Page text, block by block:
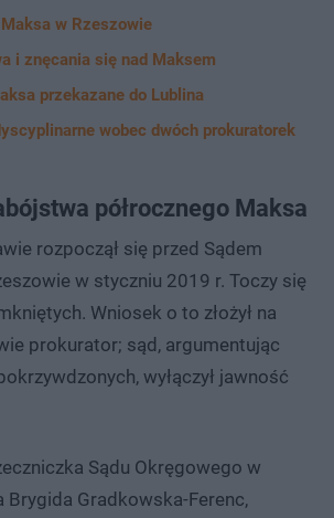
w Rzeszowie
i znęcania się nad Maksem
przekazane do Lublina
wobec dwóch prokuratorek
półrocznego Maksa
rozpoczął się przed Sądem
w styczniu 2019 r. Toczy się
Wniosek o to złożył na
prokurator; sąd, argumentując
wyłączył jawność
Sądu Okręgowego w
Brygida Gradkowska-Ferenc,